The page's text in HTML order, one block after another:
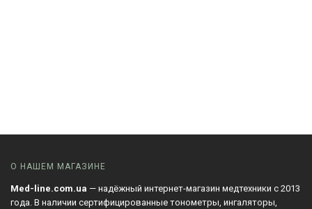
О НАШЕМ МАГАЗИНЕ
Med-line.com.ua — надёжный интернет-магазин медтехники с 2013
года. В наличии сертифицированные тонометры, ингаляторы,